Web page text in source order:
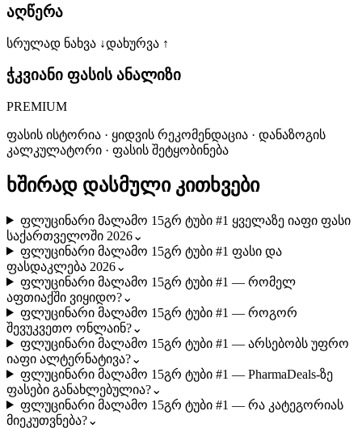
აღწერა
სრულად ნახვა ↓დახურვა ↑
ჭკვიანი ფასის ანალიზი
PREMIUM
ფასის ისტორია · ყიდვის რეკომენდაცია · დანაზოგის
კალკულატორი · ფასის შეტყობინება
ხშირად დასმული კითხვები
ფლუცინარი მალამო 15გრ ტუბი #1 ყველაზე იაფი ფასი
საქართველოში 2026⌄
ფლუცინარი მალამო 15გრ ტუბი #1 ფასი და
ფასდაკლება 2026⌄
ფლუცინარი მალამო 15გრ ტუბი #1 — რომელ
აფთიაქში ვიყიდო?⌄
ფლუცინარი მალამო 15გრ ტუბი #1 — როგორ
შევუკვეთო ონლაინ?⌄
ფლუცინარი მალამო 15გრ ტუბი #1 — არსებობს უფრო
იაფი ალტერნატივა?⌄
ფლუცინარი მალამო 15გრ ტუბი #1 — PharmaDeals-ზე
ფასები განახლებულია?⌄
ფლუცინარი მალამო 15გრ ტუბი #1 — რა კატეგორიას
მიეკუთვნება?⌄